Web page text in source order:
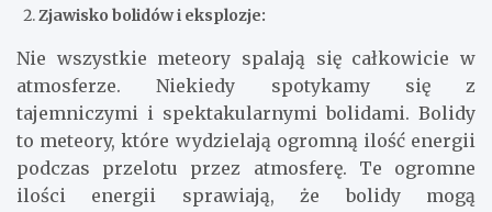
Zjawisko bolidów i eksplozje:
Nie wszystkie meteory spalają się całkowicie w
atmosferze. Niekiedy spotykamy się z
tajemniczymi i spektakularnymi bolidami. Bolidy
to meteory, które wydzielają ogromną ilość energii
podczas przelotu przez atmosferę. Te ogromne
ilości energii sprawiają, że bolidy mogą